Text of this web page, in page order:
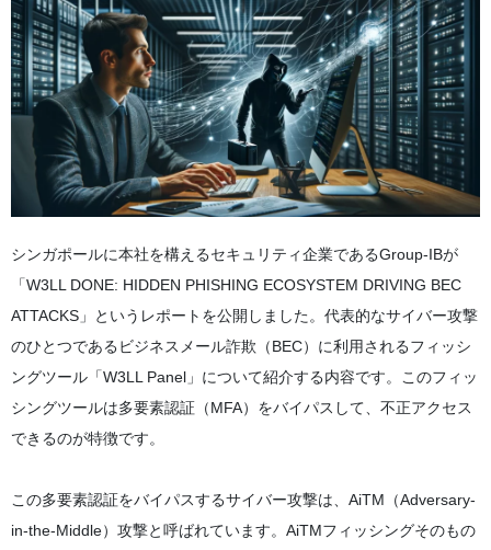
シンガポールに本社を構えるセキュリティ企業であるGroup-IBが
「W3LL DONE: HIDDEN PHISHING ECOSYSTEM DRIVING BEC
ATTACKS」というレポートを公開しました。代表的なサイバー攻撃
のひとつであるビジネスメール詐欺（BEC）に利用されるフィッシ
ングツール「W3LL Panel」について紹介する内容です。このフィッ
シングツールは多要素認証（MFA）をバイパスして、不正アクセス
できるのが特徴です。
この多要素認証をバイパスするサイバー攻撃は、AiTM（Adversary-
in-the-Middle）攻撃と呼ばれています。AiTMフィッシングそのもの